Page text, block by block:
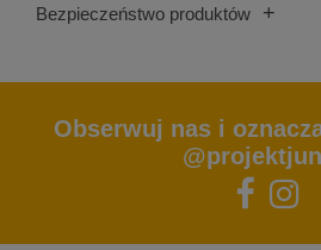
Bezpieczeństwo produktów +
Obserwuj nas i